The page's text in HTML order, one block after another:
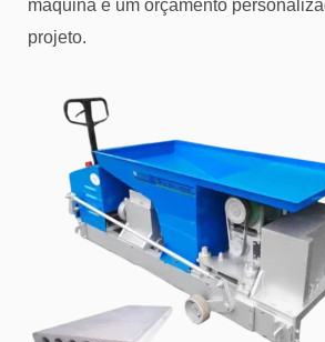
máquina e um orçamento
projeto.